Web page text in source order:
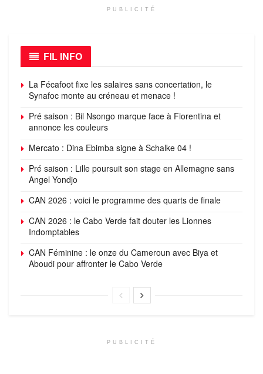
PUBLICITÉ
FIL INFO
La Fécafoot fixe les salaires sans concertation, le
Synafoc monte au créneau et menace !
Pré saison : Bil Nsongo marque face à Fiorentina et
annonce les couleurs
Mercato : Dina Ebimba signe à Schalke 04 !
Pré saison : Lille poursuit son stage en Allemagne sans
Angel Yondjo
CAN 2026 : voici le programme des quarts de finale
CAN 2026 : le Cabo Verde fait douter les Lionnes
Indomptables
CAN Féminine : le onze du Cameroun avec Biya et
Aboudi pour affronter le Cabo Verde
PUBLICITÉ